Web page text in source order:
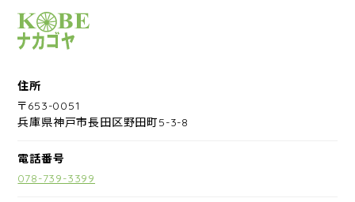
サイクルショップナカゴヤ
住所
〒653-0051
兵庫県神戸市長田区野田町5-3-8
電話番号
078-739-3399